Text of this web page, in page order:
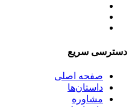
دسترسی سریع
صفحه اصلی
داستان‌ها
مشاوره